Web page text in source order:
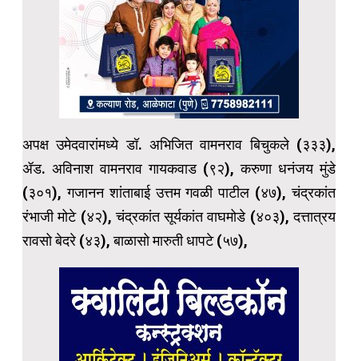
अपक्ष उमेदवारांमध्ये डॉ. अभिजित वामनराव बिचुकले (३३३),
ॲड. अविनाश वामनराव गायकवाड (९२), करुणा धनंजय मुंडे
(३०१), गजानन शांताबाई उत्तम गवळी पाटील (४७), चंद्रकांत
रंभाजी मोटे (४२), चंद्रकांत सूर्यकांत वाघमोडे (४०३), दत्तात्रय
रावसो बेदरे (४३), बाळासो मारुती धापटे (५७),